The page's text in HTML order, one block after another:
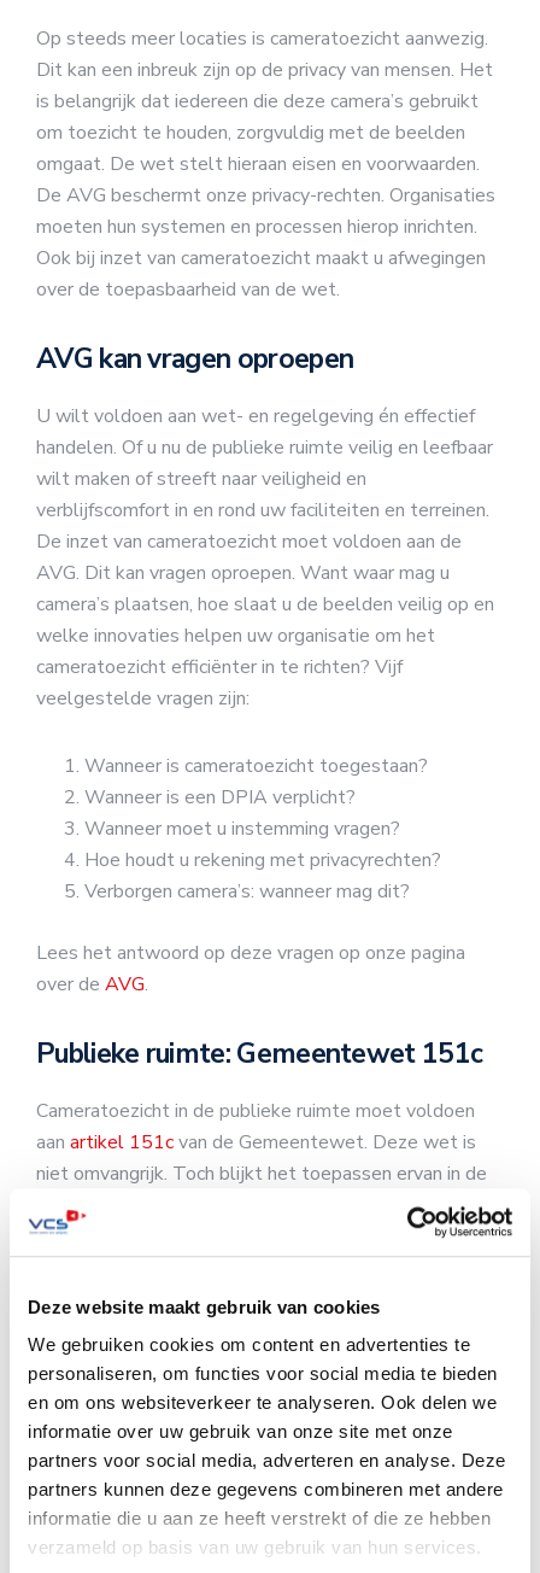
Deze website maakt gebruik van cookies
We gebruiken cookies om content en advertenties te
personaliseren, om functies voor social media te bieden
en om ons websiteverkeer te analyseren. Ook delen we
informatie over uw gebruik van onze site met onze
partners voor social media, adverteren en analyse. Deze
partners kunnen deze gegevens combineren met andere
informatie die u aan ze heeft verstrekt of die ze hebben
verzameld op basis van uw gebruik van hun services.
Op steeds meer locaties is cameratoezicht aanwezig.
Dit kan een inbreuk zijn op de privacy van mensen. Het
is belangrijk dat iedereen die deze camera’s gebruikt
om toezicht te houden, zorgvuldig met de beelden
omgaat. De wet stelt hieraan eisen en voorwaarden.
De AVG beschermt onze privacy-rechten. Organisaties
moeten hun systemen en processen hierop inrichten.
Ook bij inzet van cameratoezicht maakt u afwegingen
over de toepasbaarheid van de wet.
AVG kan vragen oproepen
U wilt voldoen aan wet- en regelgeving én effectief
handelen. Of u nu de publieke ruimte veilig en leefbaar
wilt maken of streeft naar veiligheid en
verblijfscomfort in en rond uw faciliteiten en terreinen.
De inzet van cameratoezicht moet voldoen aan de
AVG. Dit kan vragen oproepen. Want waar mag u
camera’s plaatsen, hoe slaat u de beelden veilig op en
welke innovaties helpen uw organisatie om het
cameratoezicht efficiënter in te richten? Vijf
veelgestelde vragen zijn:
Wanneer is cameratoezicht toegestaan?
Wanneer is een DPIA verplicht?
Wanneer moet u instemming vragen?
Hoe houdt u rekening met privacyrechten?
Verborgen camera’s: wanneer mag dit?
Lees het antwoord op deze vragen op onze pagina
over de AVG.
Publieke ruimte: Gemeentewet 151c
Cameratoezicht in de publieke ruimte moet voldoen
aan artikel 151cvan de Gemeentewet. Deze wet is
niet omvangrijk. Toch blijkt het toepassen ervan in de
praktijk voor veel gemeenten complex. VCS realiseert
CameraToezicht voor verschillende Nederlandse
van deze wet. Wij maken uw cameratoezicht compliant
151c
en vraag kosteloos ons whitepaper aan.
Kom in contact
Vraagt u zich af: hoe passen we deAVGtoe? VCS kent
de aandachtsgebieden. We denken met u mee over de
praktische toepasbaarheid van de wet. VCS heeft veel